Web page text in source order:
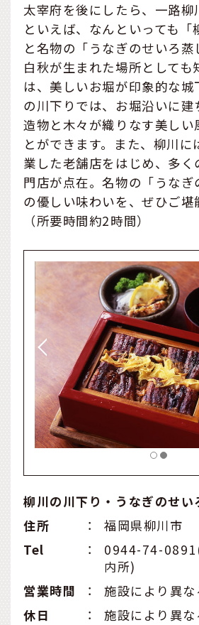
太宰府を後にしたら、一路柳
といえば、なんといっても「
と名物の「うなぎのせいろ蒸
白秋が生まれた場所としても
は、美しいお堀が印象的な
の川下りでは、お堀沿いに
造物と木々が織りなす美しい
とができます。また、柳川に
業した老舗店をはじめ、多
門店が点在。名物の「うなぎ
の優しい味わいを、ぜひご堪
（所要時間約2時間）
柳川の川下り・うなぎのせい
住所
：
福岡県柳川市
Tel
：
0944-74-
内所)
営業時間
：
施設により異な
休日
：
施設により異な